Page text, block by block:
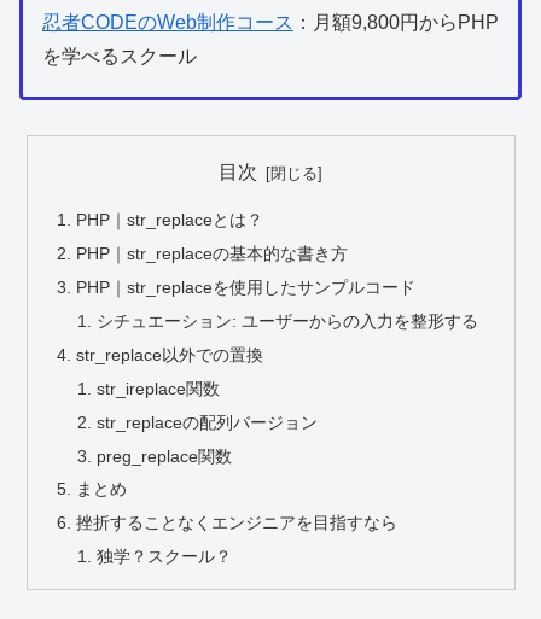
忍者CODEのWeb制作コース ：月額9,800円からPHP
を学べるスクール
目次
PHP｜str_replaceとは？
PHP｜str_replaceの基本的な書き方
PHP｜str_replaceを使用したサンプルコード
シチュエーション: ユーザーからの入力を整形する
str_replace以外での置換
str_ireplace関数
str_replaceの配列バージョン
preg_replace関数
まとめ
挫折することなくエンジニアを目指すなら
独学？スクール？